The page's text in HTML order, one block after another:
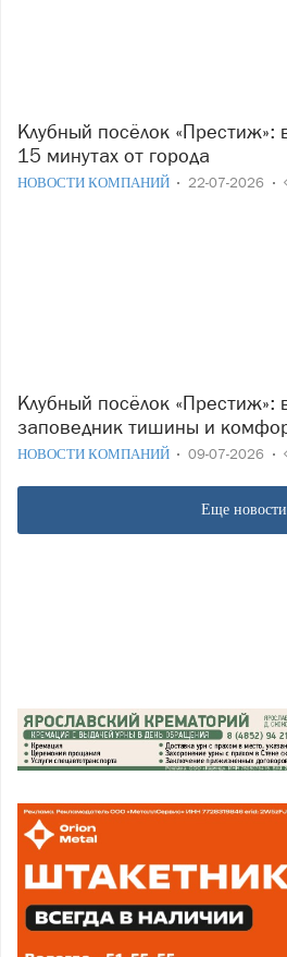
Клубный посёлок «Престиж»: ваш тихий уголок в
15 минутах от города
НОВОСТИ КОМПАНИЙ 22-07-2026
Клубный посёлок «Престиж»: ваш личный
заповедник тишины и
НОВОСТИ КОМПАНИЙ 09-07-2026
Еще новости